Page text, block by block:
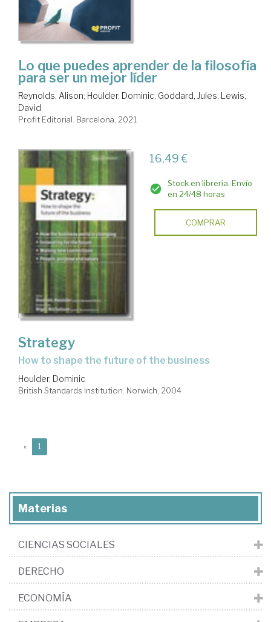
Lo que puedes aprender de la filosofía
para ser un mejor líder
Reynolds, Alison; Houlder, Dominic; Goddard, Jules; Lewis,
David
Profit Editorial. Barcelona, 2021
16,49 €
Stock en librería. Envío
en 24/48 horas
COMPRAR
Strategy
how to shape the future of the business
Houlder, Dominic
British Standards Institution. Norwich, 2004
« 1
Materias
CIENCIAS SOCIALES
DERECHO
ECONOMÍA